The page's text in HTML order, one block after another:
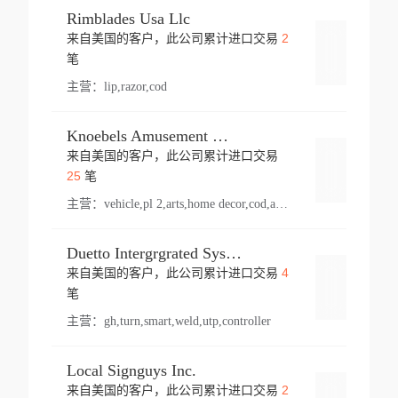
Rimblades Usa Llc
来自美国的客户，此公司累计进口交易 2
笔
主营： lip,razor,cod
Knoebels Amusement Resort
来自美国的客户，此公司累计进口交易
25笔
主营： vehicle,pl 2,arts,home decor,cod,amusement ride,sea
Duetto Intergrgrated Systems Inc.
来自美国的客户，此公司累计进口交易 4
笔
主营： gh,turn,smart,weld,utp,controller
Local Signguys Inc.
来自美国的客户，此公司累计进口交易 2